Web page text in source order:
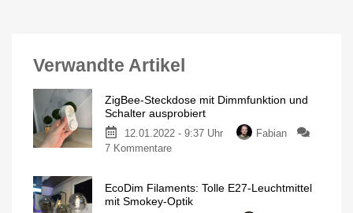
Verwandte Artikel
ZigBee-Steckdose mit Dimmfunktion und
Schalter ausprobiert
12.01.2022 - 9:37 Uhr
Fabian
7 Kommentarezu
mit
Dimmfunktion
EcoDim Filaments: Tolle E27-Leuchtmittel
mit Smokey-Optik